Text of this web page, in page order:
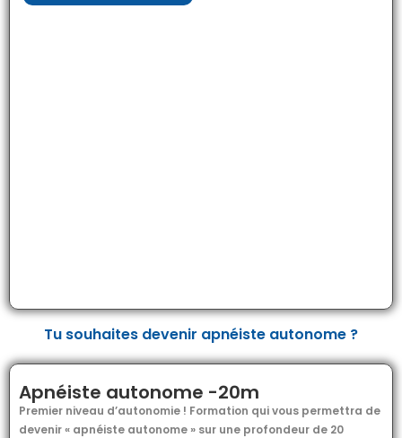
Tu souhaites devenir apnéiste autonome ?
Apnéiste autonome -20m
Premier niveau d’autonomie ! Formation qui vous permettra de
devenir « apnéiste autonome » sur une profondeur de 20